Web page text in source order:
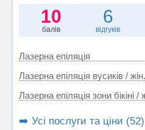
10
балів
6
відгуків
Лазерна епіляція
Лазерна епіляція вусиків / жін.
Лазерна епіляція зони бікіні /
➡️ Усі послуги та ціни (52)